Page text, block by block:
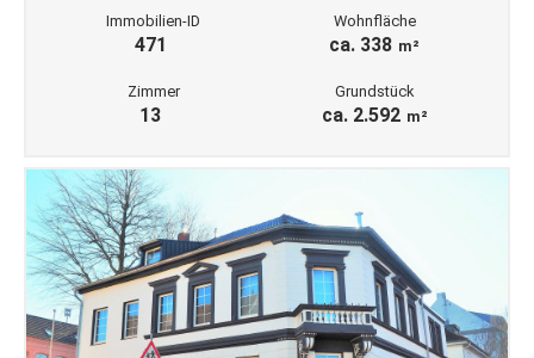
Immobilien-ID
471
Wohnfläche
ca. 338 m²
Zimmer
13
Grundstück
ca. 2.592 m²